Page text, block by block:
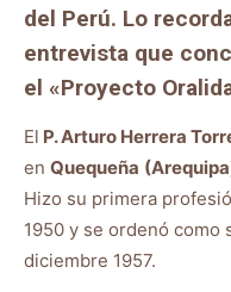
del Perú. Lo
entrevista que
el «Proyecto
El P. Arturo Herrera
en Quequeña
Hizo su primera
1950 y se ordenó como
diciembre 1957.